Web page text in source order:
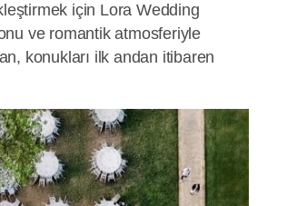
için Lora Wedding
ve romantik atmosferiyle
konukları ilk andan itibaren